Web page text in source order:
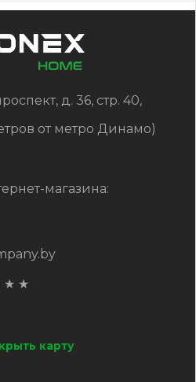
д. 36, стр. 40,
от метро Динамо)
магазина:
★ ★
карту